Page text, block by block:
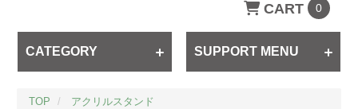
CART 0
CATEGORY SUPPORT MENU
TOP
アクリルスタンド